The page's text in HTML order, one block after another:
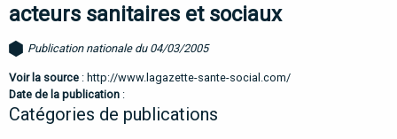
acteurs sanitaires et sociaux
Publication nationale du 04/03/2005
Voir la source : http://www.lagazette-sante-social.com/
Date de la publication :
Catégories de publications